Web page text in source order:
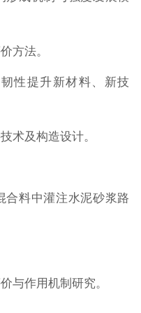
方法。
性提升新材料、新技
术及构造设计。
合料中灌注水泥砂浆路
与作用机制研究。